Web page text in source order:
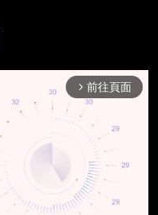
arrow_forward_ios 前往頁面